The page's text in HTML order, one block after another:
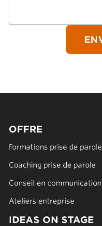
OFFRE
Formations prise de parole
Coaching prise de parole
Conseil en communication
Ateliers entreprise
IDEAS ON STAGE